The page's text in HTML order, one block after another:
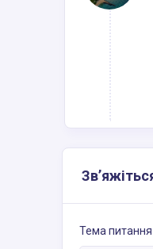
Тема питання